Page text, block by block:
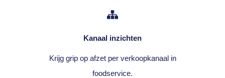
Kanaal inzichten
Krijg grip op afzet per verkoopkanaal in
foodservice.